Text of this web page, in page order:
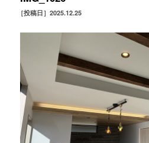
［投稿日］2025.12.25